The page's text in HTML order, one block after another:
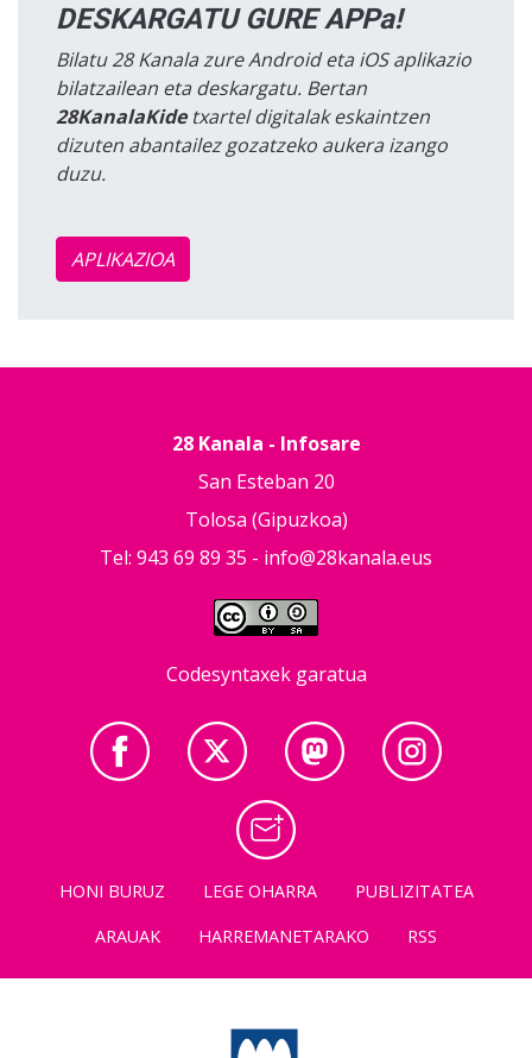
DESKARGATU GURE APPa!
Bilatu 28 Kanala zure Android eta iOS aplikazio
bilatzailean eta deskargatu. Bertan
28KanalaKidetxartel digitalak eskaintzen
dizuten abantailez gozatzeko aukera izango
duzu.
APLIKAZIOA
28 Kanala - Infosare
San Esteban 20
Tolosa (Gipuzkoa)
Tel: 943 69 89 35 - info@28kanala.eus
Codesyntaxek garatua
HONI BURUZ LEGE OHARRA
PUBLIZITATEA
ARAUAK
HARREMANETARAKO RSS